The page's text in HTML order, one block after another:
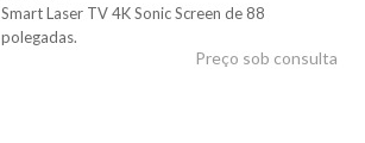
Smart Laser TV 4K Sonic Screen de 88
polegadas.
Preço sob consulta